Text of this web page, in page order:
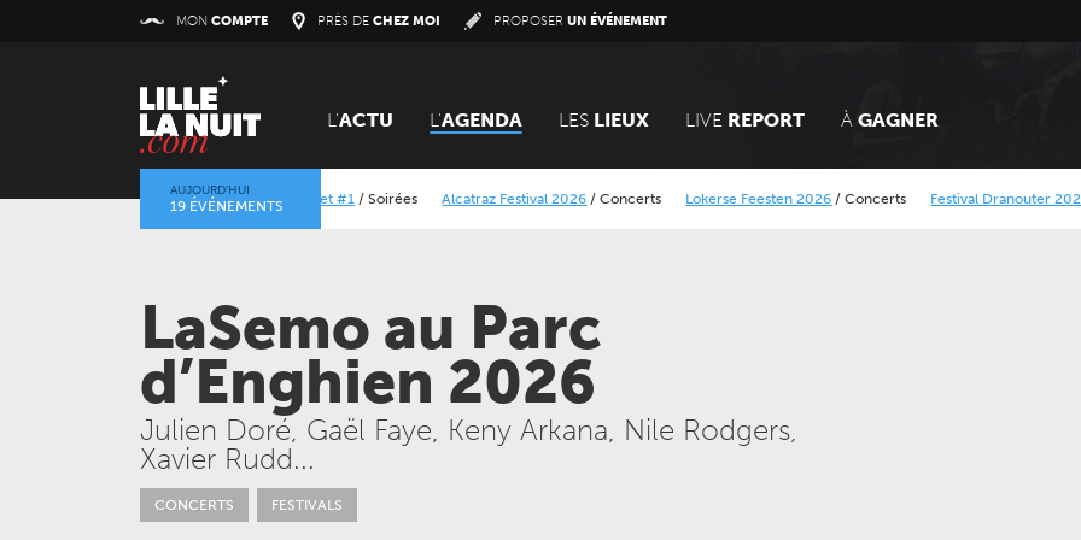
MON COMPTE PRÈS DE CHEZ MOI PROPOSERUN ÉVÉNEMENT
L'ACTU L'AGENDA LES LIEUX LIVE REPORT À GAGNER
AUJOURD’HUI
19 ÉVÉNEMENTS
Orangerie Vinyl Market #1 /Soirées Alcatraz Festival 2026/Concerts Lokerse Feesten 2026/Concerts Festival Dranouter 2026/
LaSemo au Parc
d’Enghien 2026
Julien Doré, Gaël Faye, Keny Arkana, Nile Rodgers,
Xavier Rudd...
CONCERTS FESTIVALS
LE NOUVEAU SIÈCLE
Gala des trois chefs